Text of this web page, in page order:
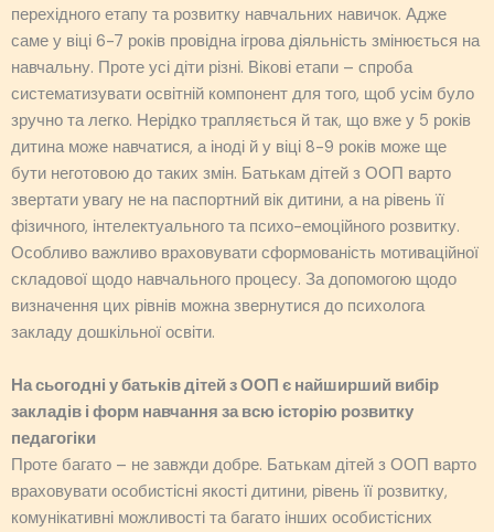
перехідного етапу та розвитку навчальних навичок. Адже
саме у віці 6-7 років провідна ігрова діяльність змінюється на
навчальну. Проте усі діти різні. Вікові етапи – спроба
систематизувати освітній компонент для того, щоб усім було
зручно та легко. Нерідко трапляється й так, що вже у 5 років
дитина може навчатися, а іноді й у віці 8-9 років може ще
бути неготовою до таких змін. Батькам дітей з ООП варто
звертати увагу не на паспортний вік дитини, а на рівень її
фізичного, інтелектуального та психо-емоційного розвитку.
Особливо важливо враховувати сформованість мотиваційної
складової щодо навчального процесу. За допомогою щодо
визначення цих рівнів можна звернутися до психолога
закладу дошкільної освіти.
На сьогодні у батьків дітей з ООП є найширший вибір
закладів і форм навчання за всю історію розвитку
педагогіки
Проте багато – не завжди добре. Батькам дітей з ООП варто
враховувати особистісні якості дитини, рівень її розвитку,
комунікативні можливості та багато інших особистісних